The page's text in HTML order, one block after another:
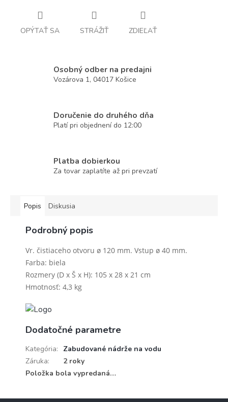
OPÝTAŤ SA STRÁŽIŤ ZDIEĽAŤ
Osobný odber na predajni
Vozárova 1, 04017 Košice
Doručenie do druhého dňa
Platí pri objednení do 12:00
Platba dobierkou
Za tovar zaplatíte až pri prevzatí
Popis Diskusia
Podrobný popis
Vr. čistiaceho otvoru ø 120 mm. Vstup ø 40 mm.
Farba: biela
Rozmery (D x Š x H): 105 x 28 x 21 cm
Hmotnosť: 4,3 kg
Dodatočné parametre
Kategória:
Zabudované nádrže na vodu
Záruka:
2 roky
Položka bola vypredaná…